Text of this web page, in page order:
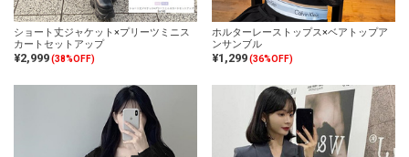
ショート丈ジャケット×プリーツミニス
カートセットアップ
¥2,999(38%OFF)
ホルターレーストップス×ベアトップア
ンサンブル
¥1,299(36%OFF)